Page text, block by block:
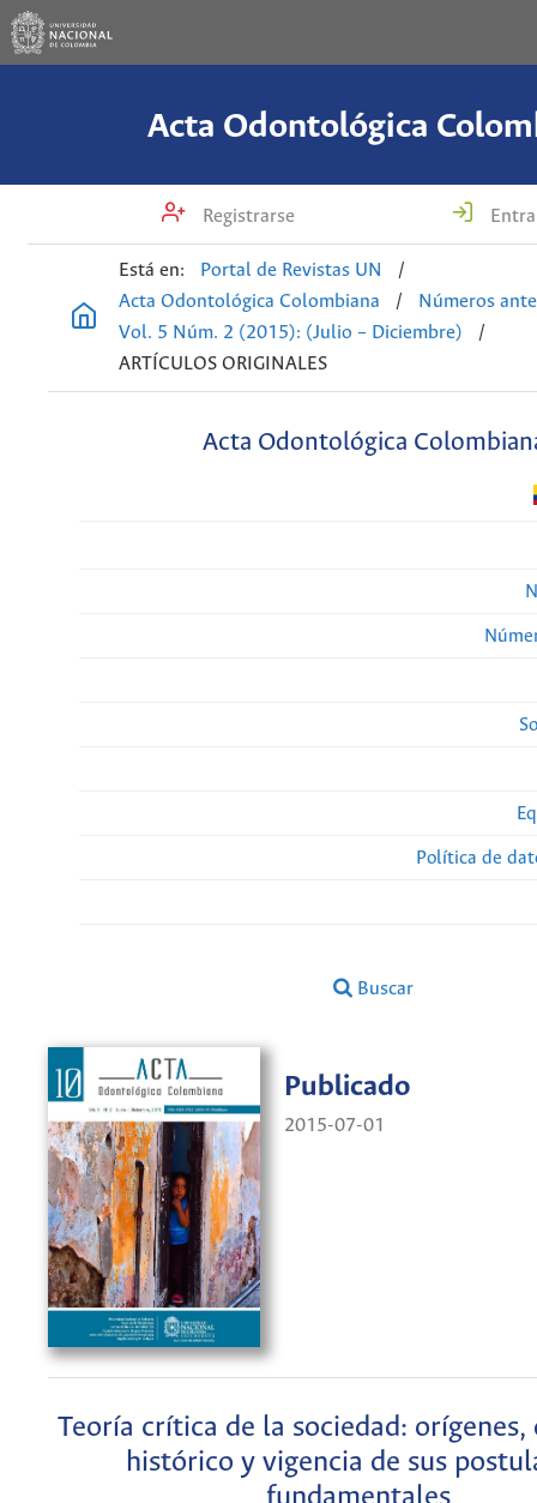
Acta Odontológica
Registrarse
Está en: Portal de Revistas UN
/
Acta Odontológica Colombiana
/
Números
Vol. 5 Núm. 2 (2015): (Julio – Diciembre)
/
ARTÍCULOS ORIGINALES
Acta Odontológica
Política de
Buscar
Publicado
2015-07-01
Teoría crítica de la sociedad:
histórico y vigencia de sus